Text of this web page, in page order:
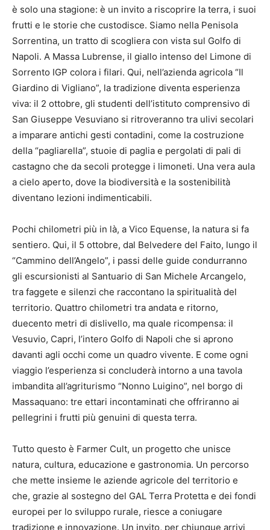
è solo una stagione: è un invito a riscoprire la terra, i suoi
frutti e le storie che custodisce. Siamo nella Penisola
Sorrentina, un tratto di scogliera con vista sul Golfo di
Napoli. A Massa Lubrense, il giallo intenso del Limone di
Sorrento IGP colora i filari. Qui, nell’azienda agricola “Il
Giardino di Vigliano”, la tradizione diventa esperienza
viva: il 2 ottobre, gli studenti dell’istituto comprensivo di
San Giuseppe Vesuviano si ritroveranno tra ulivi secolari
a imparare antichi gesti contadini, come la costruzione
della “pagliarella”, stuoie di paglia e pergolati di pali di
castagno che da secoli protegge i limoneti. Una vera aula
a cielo aperto, dove la biodiversità e la sostenibilità
diventano lezioni indimenticabili.
Pochi chilometri più in là, a Vico Equense, la natura si fa
sentiero. Qui, il 5 ottobre, dal Belvedere del Faito, lungo il
“Cammino dell’Angelo”, i passi delle guide condurranno
gli escursionisti al Santuario di San Michele Arcangelo,
tra faggete e silenzi che raccontano la spiritualità del
territorio. Quattro chilometri tra andata e ritorno,
duecento metri di dislivello, ma quale ricompensa: il
Vesuvio, Capri, l’intero Golfo di Napoli che si aprono
davanti agli occhi come un quadro vivente. E come ogni
viaggio l’esperienza si concluderà intorno a una tavola
imbandita all’agriturismo “Nonno Luigino”, nel borgo di
Massaquano: tre ettari incontaminati che offriranno ai
pellegrini i frutti più genuini di questa terra.
Tutto questo è Farmer Cult, un progetto che unisce
natura, cultura, educazione e gastronomia. Un percorso
che mette insieme le aziende agricole del territorio e
che, grazie al sostegno del GAL Terra Protetta e dei fondi
europei per lo sviluppo rurale, riesce a coniugare
tradizione e innovazione. Un invito, per chiunque arrivi